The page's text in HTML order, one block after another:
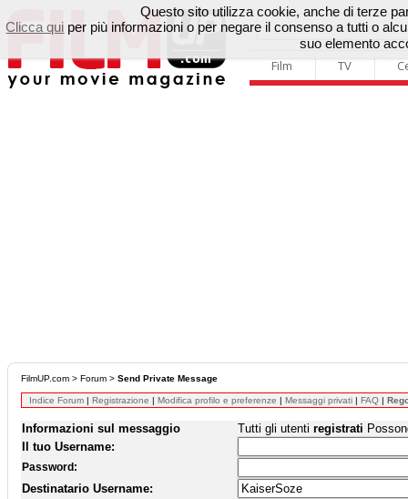
Film TV
FilmUP.com > Forum > Send Private Message
Indice Forum | Registrazione | Modifica profilo e preferenze | Messaggi privati | FAQ |
Informazioni sul messaggio Tutti gli utenti registrati
Il tuo Username:
Password:
Destinatario Username:
Questo sito utilizza cookie, anche di terze
Clicca qui per più informazioni o per negare il consenso a tutti o
suo elemento